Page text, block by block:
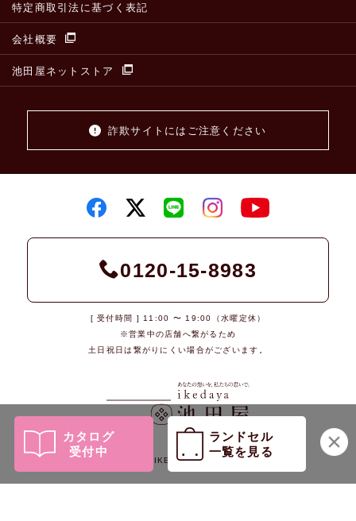
カタログ
受付中
ランドセル
一覧を見る
特定商取引法に基づく表記
会社概要
池田屋ネットストア
詐欺サイトにはご注意ください
0120-15-8983
[ 受付時間 ] 11:00 〜 19:00（水曜定休）
※営業中の店舗へ繋がるため
土日祝日は繋がりにくい場合がございます。
© 2026 IKEDAYA Co., Ltd.